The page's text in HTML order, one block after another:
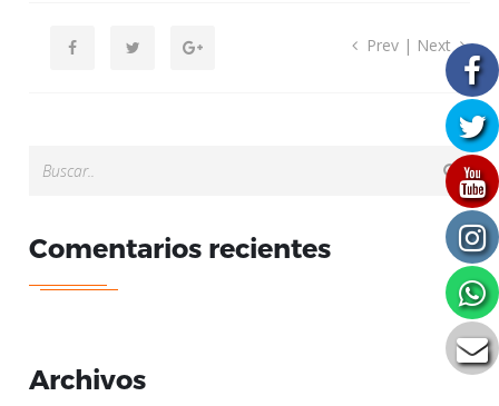
Prev| Next
Comentarios recientes
Archivos